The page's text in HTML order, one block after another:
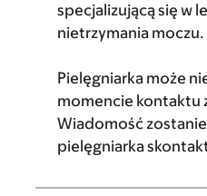
specjalizującą się w
nietrzymania moczu.
Pielęgniarka może
momencie kontaktu
Wiadomość
pielęgniarka